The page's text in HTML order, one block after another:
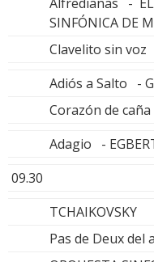
SINFÓNICA DE
Clavelito sin voz
Adiós a Salto -
Corazón de
Adagio -
09.30
TCHAIKOVSKY
Pas de Deux del